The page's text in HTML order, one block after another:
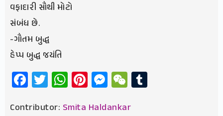
વફાદારી સૌથી મોટો
સંબંધ છે.
-ગૌતમ બુદ્ધ
હેપ્પ બુદ્ધ જયંતિ
Facebook
Twitter
WhatsApp
Pinterest
Messenger
WeChat
Contributor: Smita Haldankar